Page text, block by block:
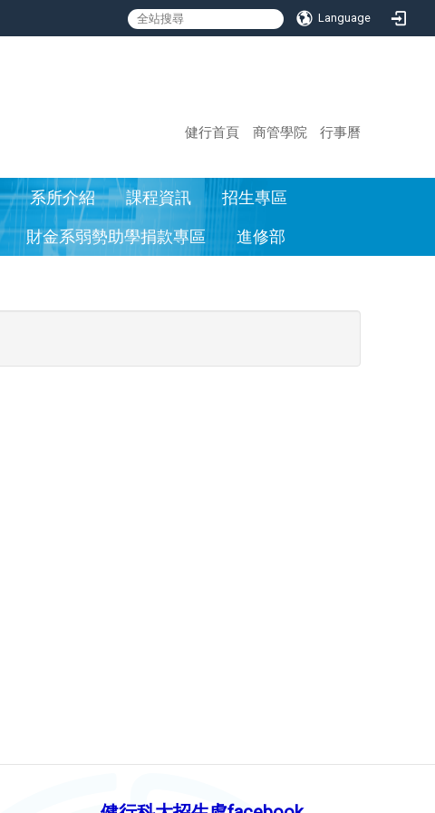
Language
健行首頁
商管學院 行事曆
系所介紹 課程資訊
招生專區
財金系弱勢助學捐款專區 進修部